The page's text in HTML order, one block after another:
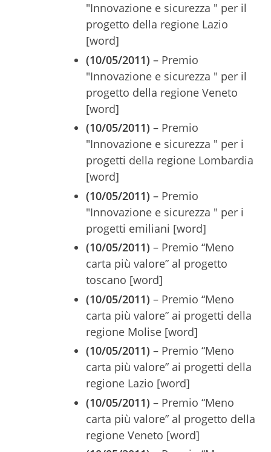
"Innovazione e sicurezza " per il
progetto della regione Lazio
[word]
(10/05/2011) – Premio
"Innovazione e sicurezza " per il
progetto della regione Veneto
[word]
(10/05/2011) – Premio
"Innovazione e sicurezza " per i
progetti della regione Lombardia
[word]
(10/05/2011) – Premio
"Innovazione e sicurezza " per i
progetti emiliani [word]
(10/05/2011) – Premio “Meno
carta più valore” al progetto
toscano [word]
(10/05/2011) – Premio “Meno
carta più valore” ai progetti della
regione Molise [word]
(10/05/2011) – Premio “Meno
carta più valore” ai progetti della
regione Lazio [word]
(10/05/2011) – Premio “Meno
carta più valore” al progetto della
regione Veneto [word]